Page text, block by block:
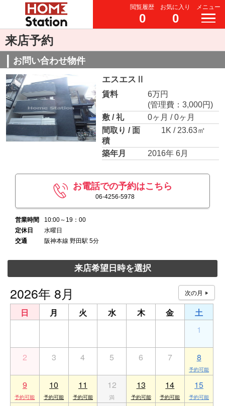
閲覧履歴
0
お気に入り
0
メニュー
来店予約
お問い合わせ物件
エスエスⅡ
賃料
6万円
(管理費：3,000円)
敷 / 礼
0ヶ月 / 0ヶ月
間取り / 面
積
1K / 23.63㎡
築年月 2016年 6月
お電話での予約はこちら
06-4256-5978
営業時間
10:00～19：00
定休日
水曜日
交通
阪神本線 野田駅 5分
来店希望日時を選択
2026年 8月
日 月 火 水 木 金
土
1
2 3 4 5 6 7 8
9 10 11 12 13 14 15